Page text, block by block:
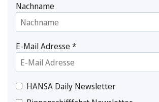
Nachname
E-Mail Adresse*
HANSA Daily Newsletter